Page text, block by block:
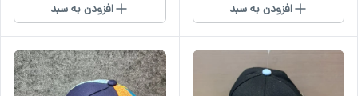
افزودن به سبد افزودن به سبد